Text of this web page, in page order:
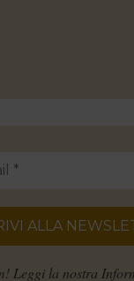
Leggi la nostra